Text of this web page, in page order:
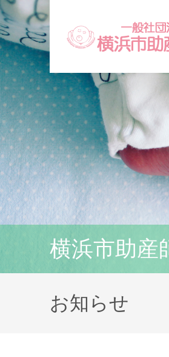
横浜市助産
お知らせ